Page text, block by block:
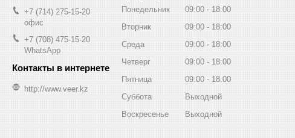
+7 (714) 275-15-20
офис
+7 (708) 475-15-20
WhatsApp
http://www.veer.kz
Понедельник 09:00
18:00
Вторник
09:00
18:00
Среда
09:00
18:00
Четверг
09:00
18:00
Пятница
09:00
18:00
Суббота
Выходной
Воскресенье
Выходной